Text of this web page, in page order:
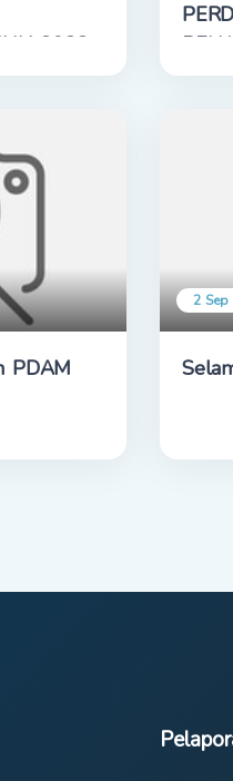
2022
DAN
PDAM
2 Sep